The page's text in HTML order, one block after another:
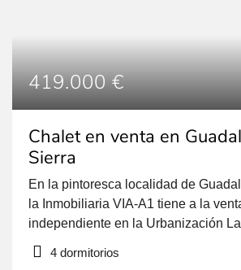
419.000 €
Chalet en venta en
Sierra
En la pintoresca localidad de
la Inmobiliaria VIA-A1 tiene a la
independiente en la Urbanización
Este hogar, con una estructura de
cuenta con 266 m2 construidos y se
4 dormitorios